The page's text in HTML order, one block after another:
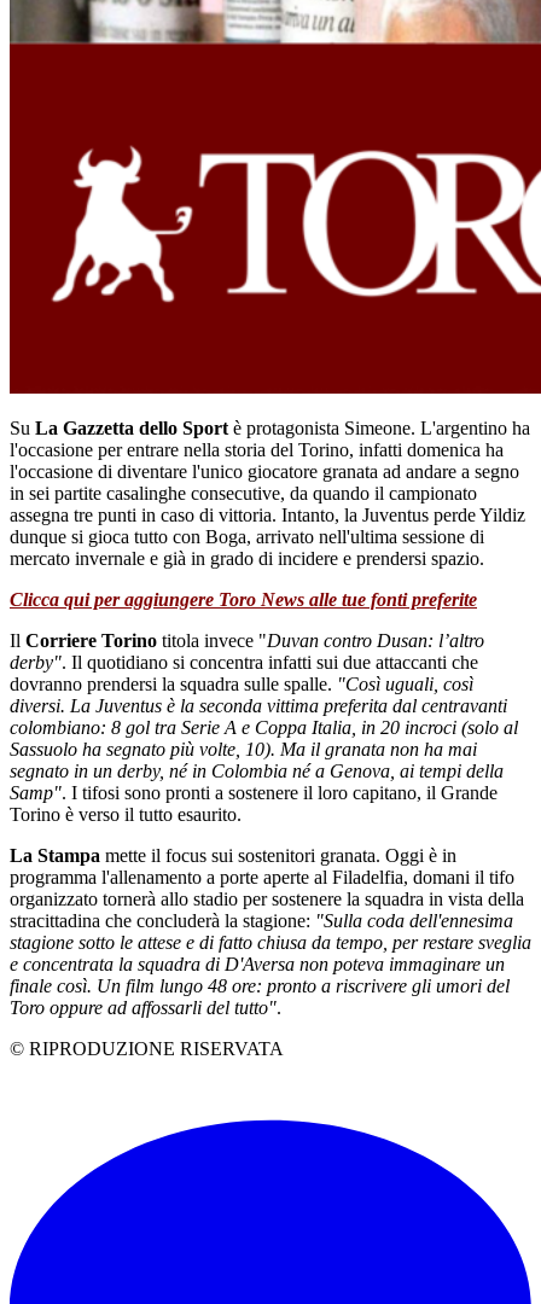
Su La Gazzetta dello Sport è protagonista Simeone. L'argentino ha
l'occasione per entrare nella storia del Torino, infatti domenica ha
l'occasione di diventare l'unico giocatore granata ad andare a segno
in sei partite casalinghe consecutive, da quando il campionato
assegna tre punti in caso di vittoria. Intanto, la Juventus perde Yildiz
dunque si gioca tutto con Boga, arrivato nell'ultima sessione di
mercato invernale e già in grado di incidere e prendersi spazio.
Clicca qui per aggiungere Toro News alle tue fonti preferite
Il Corriere Torino titola invece "Duvan contro Dusan: l’altro
derby". Il quotidiano si concentra infatti sui due attaccanti che
dovranno prendersi la squadra sulle spalle. "Così uguali, così
diversi. La Juventus è la seconda vittima preferita dal centravanti
colombiano: 8 gol tra Serie A e Coppa Italia, in 20 incroci (solo al
Sassuolo ha segnato più volte, 10). Ma il granata non ha mai
segnato in un derby, né in Colombia né a Genova, ai tempi della
Samp". I tifosi sono pronti a sostenere il loro capitano, il Grande
Torino è verso il tutto esaurito.
La Stampa mette il focus sui sostenitori granata. Oggi è in
programma l'allenamento a porte aperte al Filadelfia, domani il tifo
organizzato tornerà allo stadio per sostenere la squadra in vista della
stracittadina che concluderà la stagione: "Sulla coda dell'ennesima
stagione sotto le attese e di fatto chiusa da tempo, per restare sveglia
e concentrata la squadra di D'Aversa non poteva immaginare un
finale così. Un film lungo 48 ore: pronto a riscrivere gli umori del
Toro oppure ad affossarli del tutto".
© RIPRODUZIONE RISERVATA